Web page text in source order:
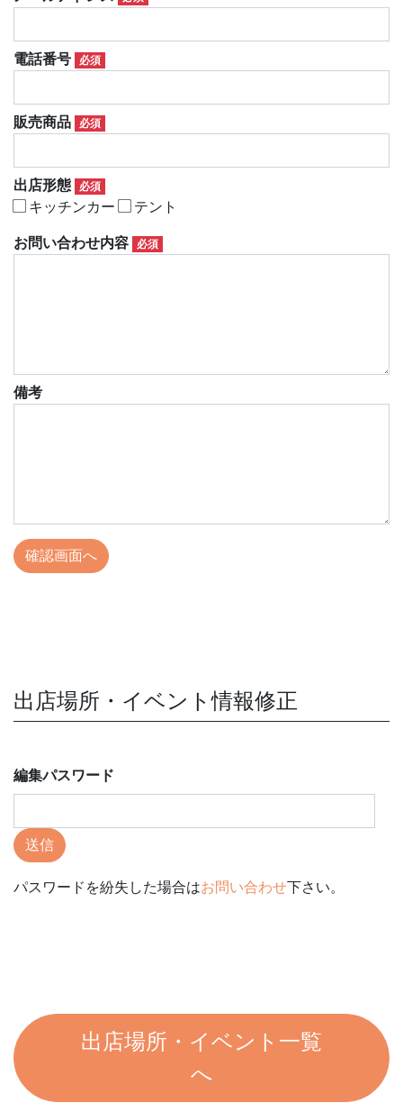
電話番号 必須
販売商品 必須
出店形態 必須
キッチンカー テント
お問い合わせ内容 必須
備考
出店場所・イベント情報修正
編集パスワード
送信
パスワードを紛失した場合はお問い合わせ下さい。
出店場所・イベント一覧
へ